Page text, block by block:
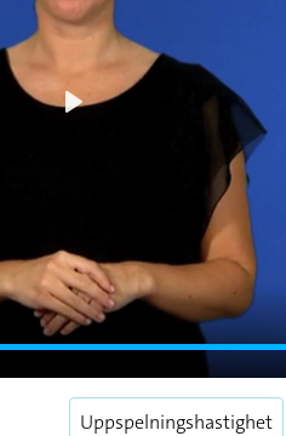
Uppspelningshastighet